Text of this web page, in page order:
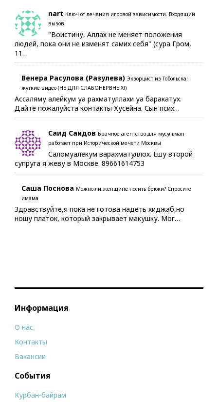
nart Ключ от лечения игровой зависимости. Входящий
вызов
"Воистину, Аллах не меняет положения
людей, пока они не изменят самих себя" (сура Гром,
11…
Венера Расулова (Разулева) Экзорцист из Тобольска:
жуткие видео (НЕ ДЛЯ СЛАБОНЕРВНЫХ!)
Ассаляму алейкум уа рахматуллахи уа баракатух.
Дайте пожалуйста контакты Хусейна. Сын псих…
Саид Саидов Брачное агентство для мусульман
работает при Исторической мечети Москвы
Саломуалекум варахматуллох. Ешу второй
супруга я жеву в Москве. 89661614753
Саша Поснова Можно ли женщине носить брюки? Спросите
имама
Здравствуйте,я пока не готова надеть хиджаб,но
ношу платок, который закрывает макушку. Мог…
Информация
О нас
Контакты
Вакансии
События
Курбан-байрам